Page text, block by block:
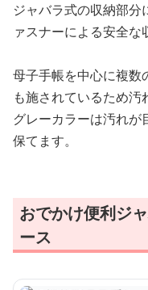
ジャバラ式の収納部分
ァスナーによる安全な
母子手帳を中心に複数
も施されているため汚
グレーカラーは汚れが
保てます。
おでかけ便利ジ
ース